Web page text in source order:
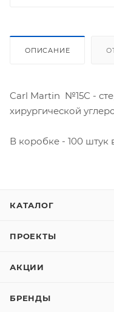
ОПИСАНИЕ
Carl Martin №15С -
хирургической
В коробке - 100 штук
КАТАЛОГ
ПРОЕКТЫ
АКЦИИ
БРЕНДЫ